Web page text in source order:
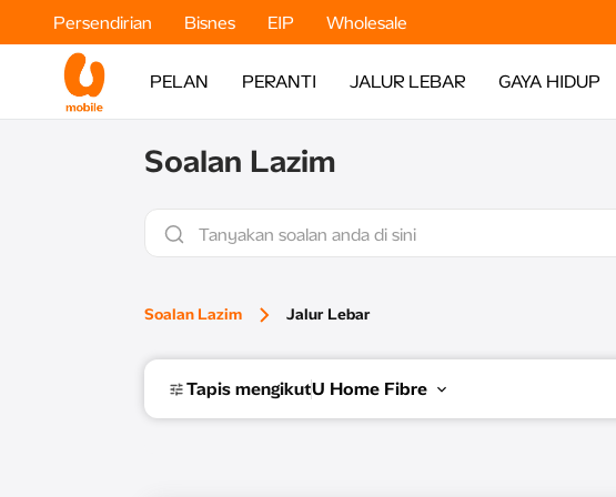
Persendirian Bisnes EIP Wholesale
PELAN PERANTI JALUR LEBAR GAYA HIDUP
Soalan Lazim
Soalan Lazim Jalur Lebar
Tapis mengikutU Home Fibre